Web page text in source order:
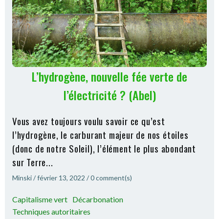
L’hydrogène, nouvelle fée verte de
l’électricité ? (Abel)
Vous avez toujours voulu savoir ce qu’est
l’hydrogène, le carburant majeur de nos étoiles
(donc de notre Soleil), l’élément le plus abondant
sur Terre...
Minski/février 13, 2022 /0comment(s)
Capitalisme vert Décarbonation
Techniques autoritaires